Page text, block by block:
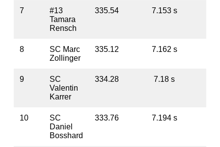
7
#13
Tamara
Rensch
335.54 7.153 s
8
SC Marc
Zollinger
335.12 7.162 s
9
SC
Valentin
Karrer
334.28 7.18 s
10
SC
Daniel
Bosshard
333.76 7.194 s